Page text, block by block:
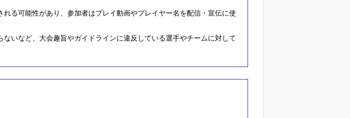
る可能性があり、参加者はプレイ動画やプレイヤー名を配信・宣伝に使
いなど、大会趣旨やガイドラインに違反している選手やチームに対して